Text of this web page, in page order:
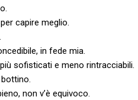
capire meglio.
in fede mia.
sofisticati e meno rintracciabili.
non v’è equivoco.